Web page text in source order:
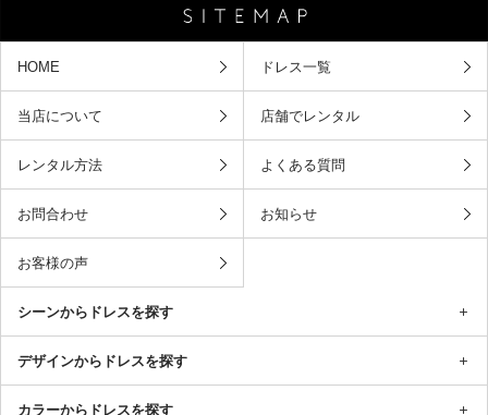
HOME ドレス一覧
当店について 店舗でレンタル
レンタル方法 よくある質問
お問合わせ お知らせ
お客様の声
シーンからドレスを探す
デザインからドレスを探す
カラーからドレスを探す